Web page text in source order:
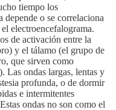
tiempo los
o se correlaciona
electroencefalograma.
de activación entre la
y el tálamo (el grupo de
que sirven como
Las ondas largas, lentas y
profunda, o de dormir
e intermitentes
ondas no son como el